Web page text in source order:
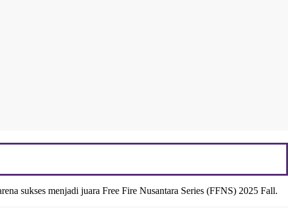
sukses menjadi juara Free Fire Nusantara Series (FFNS) 2025 Fall.